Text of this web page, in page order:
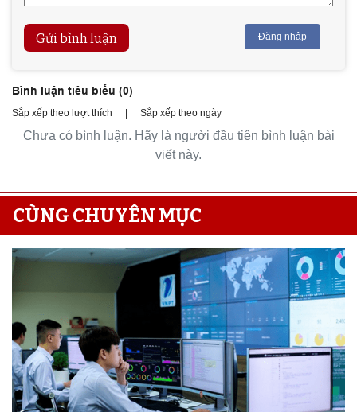
Gửi bình luận Đăng nhập
Bình luận tiêu biểu (0)
Sắp xếp theo lượt thích Sắp xếp theo ngày
Chưa có bình luận. Hãy là người đầu tiên bình luận bài
viết này.
CÙNG CHUYÊN MỤC